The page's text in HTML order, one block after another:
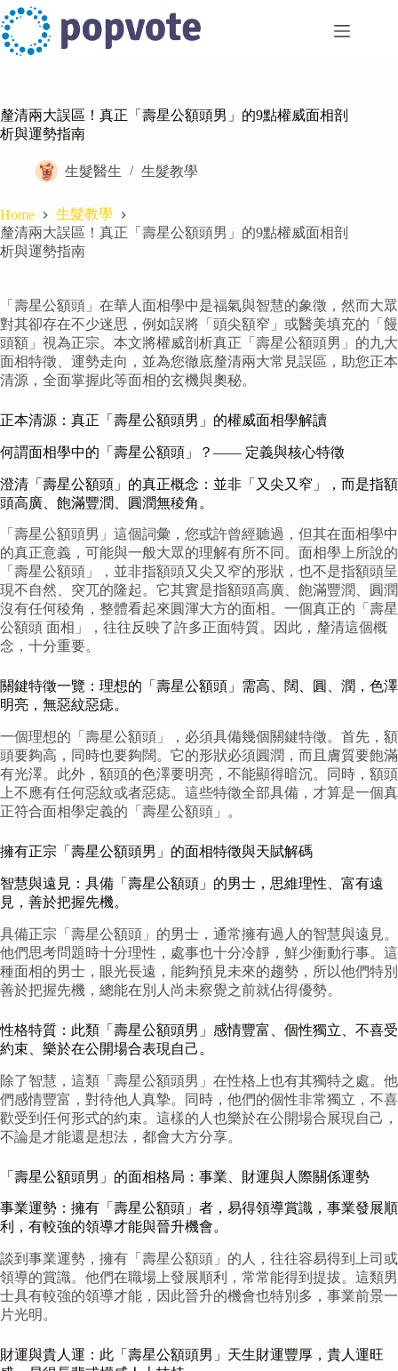
Skip
to
content
釐清兩大誤區！真正「壽星公額頭男」的9點權威面相剖
析與運勢指南
生髮醫生 生髮教學
Home
生髮教學
釐清兩大誤區！真正「壽星公額頭男」的9點權威面相剖
析與運勢指南
「壽星公額頭」在華人面相學中是福氣與智慧的象徵，然而大眾
對其卻存在不少迷思，例如誤將「頭尖額窄」或醫美填充的「饅
頭額」視為正宗。本文將權威剖析真正「壽星公額頭男」的九大
面相特徵、運勢走向，並為您徹底釐清兩大常見誤區，助您正本
清源，全面掌握此等面相的玄機與奧秘。
正本清源：真正「壽星公額頭男」的權威面相學解讀
何謂面相學中的「壽星公額頭」？—— 定義與核心特徵
澄清「壽星公額頭」的真正概念：並非「又尖又窄」，而是指額
頭高廣、飽滿豐潤、圓潤無稜角。
「壽星公額頭男」這個詞彙，您或許曾經聽過，但其在面相學中
的真正意義，可能與一般大眾的理解有所不同。面相學上所說的
「壽星公額頭」，並非指額頭又尖又窄的形狀，也不是指額頭呈
現不自然、突兀的隆起。它其實是指額頭高廣、飽滿豐潤、圓潤
沒有任何稜角，整體看起來圓渾大方的面相。一個真正的「壽星
公額頭 面相」，往往反映了許多正面特質。因此，釐清這個概
念，十分重要。
關鍵特徵一覽：理想的「壽星公額頭」需高、闊、圓、潤，色澤
明亮，無惡紋惡痣。
一個理想的「壽星公額頭」，必須具備幾個關鍵特徵。首先，額
頭要夠高，同時也要夠闊。它的形狀必須圓潤，而且膚質要飽滿
有光澤。此外，額頭的色澤要明亮，不能顯得暗沉。同時，額頭
上不應有任何惡紋或者惡痣。這些特徵全部具備，才算是一個真
正符合面相學定義的「壽星公額頭」。
擁有正宗「壽星公額頭男」的面相特徵與天賦解碼
智慧與遠見：具備「壽星公額頭」的男士，思維理性、富有遠
見，善於把握先機。
具備正宗「壽星公額頭」的男士，通常擁有過人的智慧與遠見。
他們思考問題時十分理性，處事也十分冷靜，鮮少衝動行事。這
種面相的男士，眼光長遠，能夠預見未來的趨勢，所以他們特別
善於把握先機，總能在別人尚未察覺之前就佔得優勢。
性格特質：此類「壽星公額頭男」感情豐富、個性獨立、不喜受
約束、樂於在公開場合表現自己。
除了智慧，這類「壽星公額頭男」在性格上也有其獨特之處。他
們感情豐富，對待他人真摯。同時，他們的個性非常獨立，不喜
歡受到任何形式的約束。這樣的人也樂於在公開場合展現自己，
不論是才能還是想法，都會大方分享。
「壽星公額頭男」的面相格局：事業、財運與人際關係運勢
事業運勢：擁有「壽星公額頭」者，易得領導賞識，事業發展順
利，有較強的領導才能與晉升機會。
談到事業運勢，擁有「壽星公額頭」的人，往往容易得到上司或
領導的賞識。他們在職場上發展順利，常常能得到提拔。這類男
士具有較強的領導才能，因此晉升的機會也特別多，事業前景一
片光明。
財運與貴人運：此「壽星公額頭男」天生財運豐厚，貴人運旺